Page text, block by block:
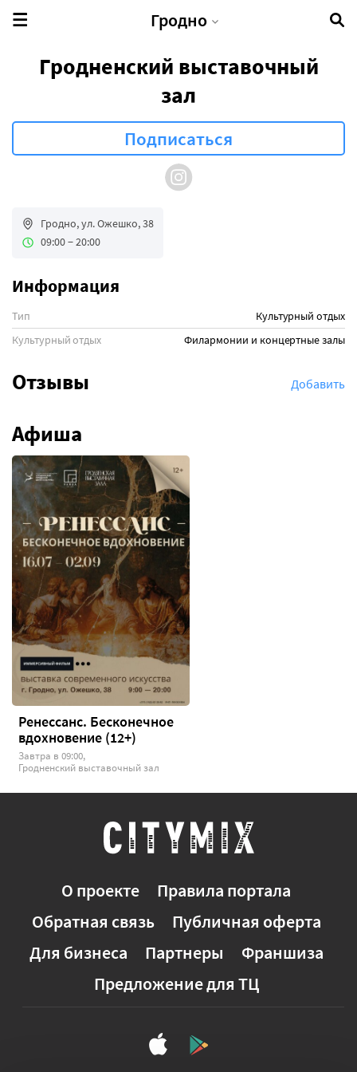
Гродно
Гродненский выставочный
зал
Гродно, ул. Ожешко, 38
09:00 − 20:00
Информация
Тип
Культурный отдых
Культурный отдых
Филармонии и концертные залы
Добавить
Отзывы
Афиша
Ренессанс. Бесконечное
вдохновение (12+)
Завтра в 09:00,
Гродненский выставочный зал
О проекте
Правила портала
Обратная связь
Публичная оферта
Для бизнеса
Партнеры
Франшиза
Предложение для ТЦ